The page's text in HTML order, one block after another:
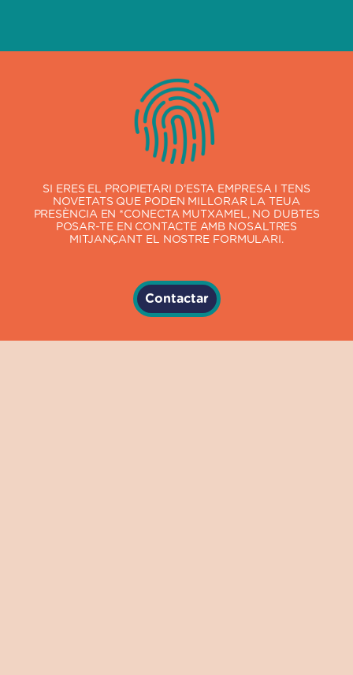
SI ERES EL PROPIETARI D’ESTA EMPRESA I TENS
NOVETATS QUE PODEN MILLORAR LA TEUA
PRESÈNCIA EN *CONECTA MUTXAMEL, NO DUBTES
POSAR-TE EN CONTACTE AMB NOSALTRES
MITJANÇANT EL NOSTRE FORMULARI.
Contactar